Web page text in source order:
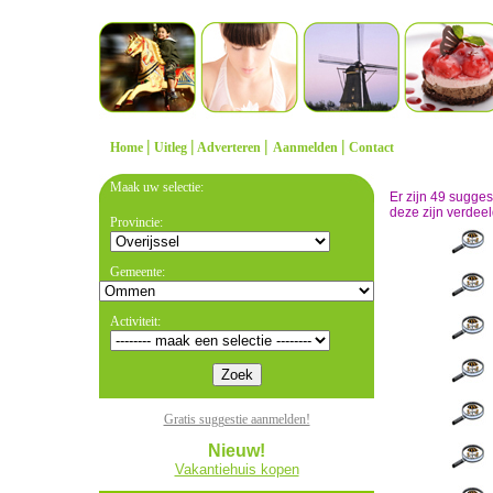
Home | Uitleg | Adverteren | Aanmelden | Contact
Maak uw selectie:
Provincie:
Gemeente:
Activiteit:
Gratis suggestie aanmelden!
Nieuw!
Vakantiehuis kopen
Er zijn 49
deze zijn